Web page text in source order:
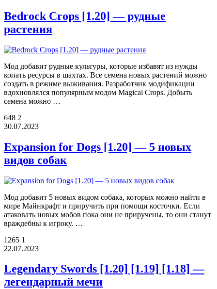
Bedrock Crops [1.20] — рудные
растения
Мод добавит рудные культуры, которые избавят из нужды
копать ресурсы в шахтах. Все семена новых растений можно
создать в режиме выживания. Разработчик модификации
вдохновлялся популярным модом Magical Crops. Добыть
семена можно …
648 2
30.07.2023
Expansion for Dogs [1.20] — 5 новых
видов собак
Мод добавит 5 новых видом собака, которых можно найти в
мире Майнкрафт и приручить при помощи косточки. Если
атаковать новых мобов пока они не приручены, то они станут
враждебны к игроку. …
1265 1
22.07.2023
Legendary Swords [1.20] [1.19] [1.18] —
легендарный мечи